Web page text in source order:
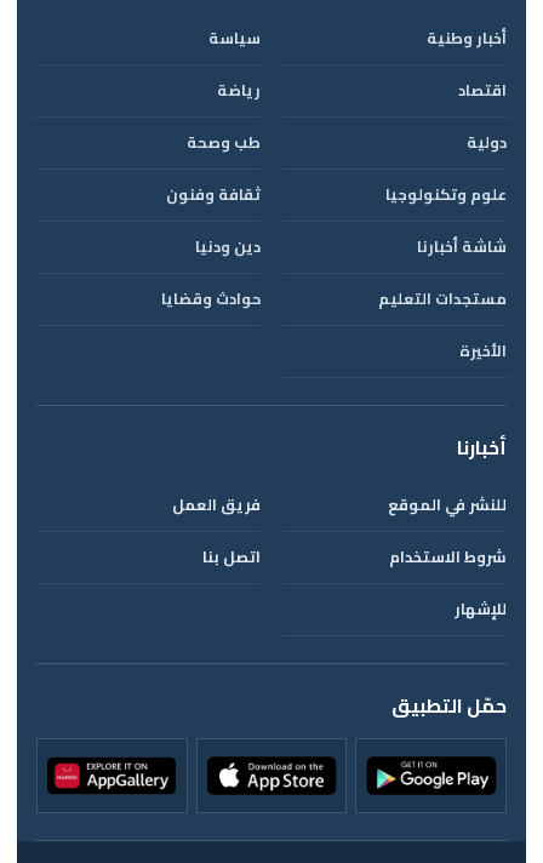
أخبار وطنية
سياسة
اقتصاد
رياضة
دولية
طب وصحة
علوم وتكنولوجيا
ثقافة وفنون
شاشة أخبارنا
دين ودنيا
مستجدات التعليم
حوادث وقضايا
الأخيرة
أخبارنا
للنشر في الموقع
فريق العمل
شروط الاستخدام
اتصل بنا
للإشهار
حمّل التطبيق